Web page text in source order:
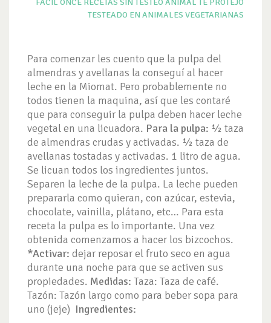
TESTEADO EN ANIMALES VEGETARIANAS
Para comenzar les cuento que la pulpa del
almendras y avellanas la conseguí al hacer
leche en la Miomat. Pero probablemente no
todos tienen la maquina, así que les contaré
que para conseguir la pulpa deben hacer leche
vegetal en una licuadora. Para la pulpa: ½ taza
de almendras crudas y activadas. ½ taza de
avellanas tostadas y activadas. 1 litro de agua.
Se licuan todos los ingredientes juntos.
Separen la leche de la pulpa. La leche pueden
prepararla como quieran, con azúcar, estevia,
chocolate, vainilla, plátano, etc… Para esta
receta la pulpa es lo importante. Una vez
obtenida comenzamos a hacer los bizcochos.
*Activar: dejar reposar el fruto seco en agua
durante una noche para que se activen sus
propiedades. Medidas: Taza: Taza de café.
Tazón: Tazón largo como para beber sopa para
uno (jeje) Ingredientes: